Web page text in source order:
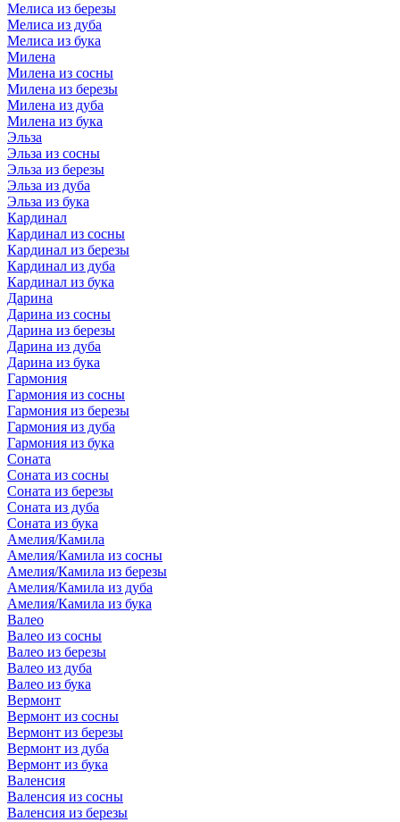
Мелиса из березы
Мелиса из дуба
Мелиса из бука
Милена
Милена из сосны
Милена из березы
Милена из дуба
Милена из бука
Эльза
Эльза из сосны
Эльза из березы
Эльза из дуба
Эльза из бука
Кардинал
Кардинал из сосны
Кардинал из березы
Кардинал из дуба
Кардинал из бука
Дарина
Дарина из сосны
Дарина из березы
Дарина из дуба
Дарина из бука
Гармония
Гармония из сосны
Гармония из березы
Гармония из дуба
Гармония из бука
Соната
Соната из сосны
Соната из березы
Соната из дуба
Соната из бука
Амелия/Камила
Амелия/Камила из сосны
Амелия/Камила из березы
Амелия/Камила из дуба
Амелия/Камила из бука
Валео
Валео из сосны
Валео из березы
Валео из дуба
Валео из бука
Вермонт
Вермонт из сосны
Вермонт из березы
Вермонт из дуба
Вермонт из бука
Валенсия
Валенсия из сосны
Валенсия из березы